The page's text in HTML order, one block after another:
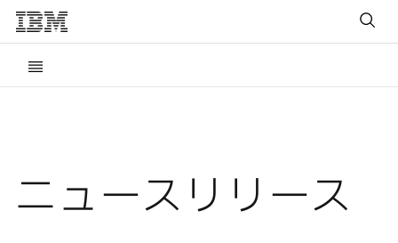
ニュースリリース